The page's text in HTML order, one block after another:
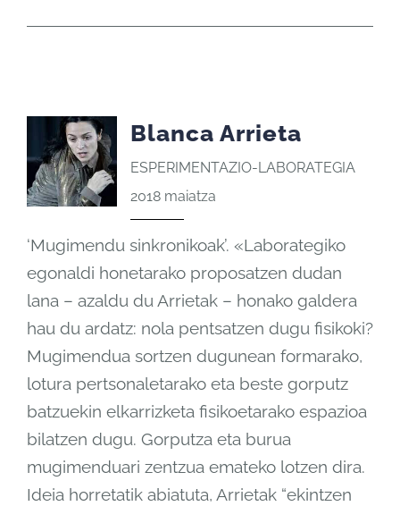
Blanca Arrieta
ESPERIMENTAZIO-LABORATEGIA
2018 maiatza
‘Mugimendu sinkronikoak’. «Laborategiko
egonaldi honetarako proposatzen dudan
lana – azaldu du Arrietak – honako galdera
hau du ardatz: nola pentsatzen dugu fisikoki?
Mugimendua sortzen dugunean formarako,
lotura pertsonaletarako eta beste gorputz
batzuekin elkarrizketa fisikoetarako espazioa
bilatzen dugu. Gorputza eta burua
mugimenduari zentzua emateko lotzen dira.
Ideia horretatik abiatuta, Arrietak “ekintzen